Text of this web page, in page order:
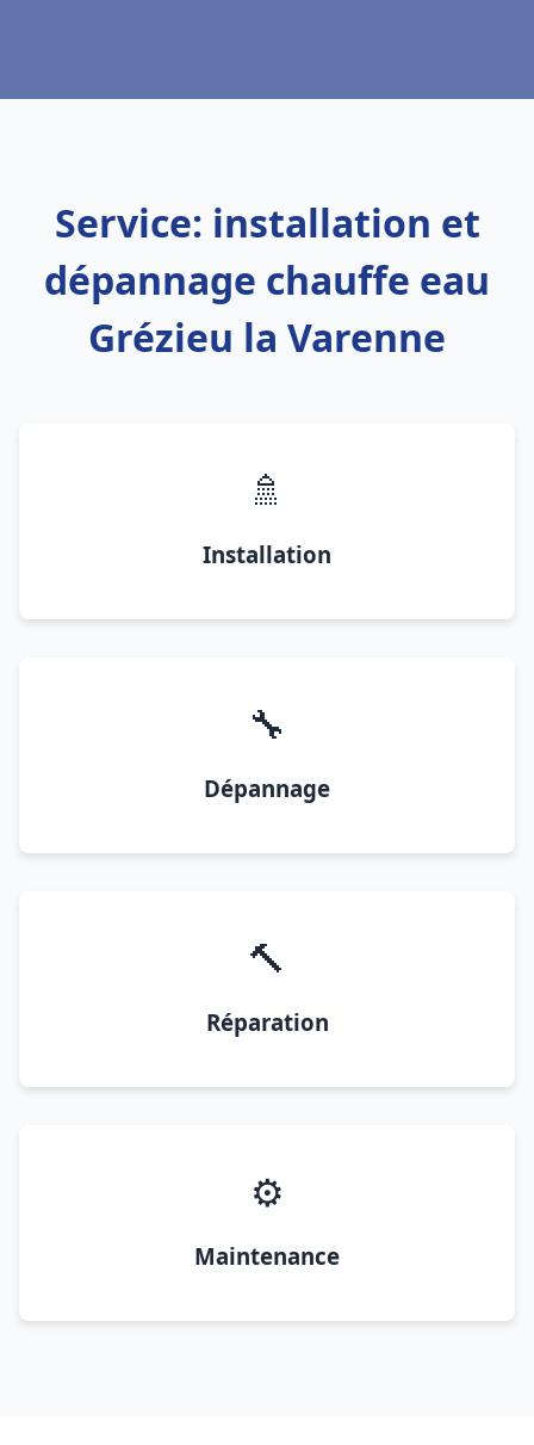
Service: installation et
dépannage chauffe eau
Grézieu la Varenne
🚿
Installation
🔧
Dépannage
🔨
Réparation
⚙️
Maintenance